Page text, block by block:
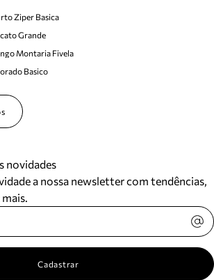
Ziper Basica
Grande
Montaria Fivela
Basico
novidades
a nossa newsletter com tendências,
Cadastrar